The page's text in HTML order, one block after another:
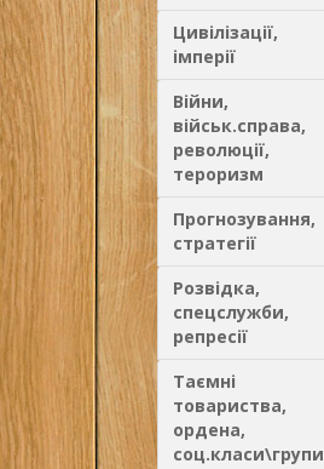
Цивілізації,
імперії
Війни,
військ.справа,
революції,
тероризм
Прогнозування,
стратегії
Розвідка,
спецслужби,
репресії
Таємні
товариства,
ордена,
соц.класи\групи